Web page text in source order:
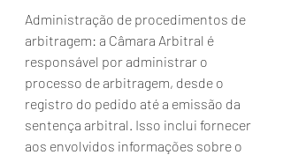
Administração de procedimentos de
arbitragem: a Câmara Arbitral é
responsável por administrar o
processo de arbitragem, desde o
registro do pedido até a emissão da
sentença arbitral. Isso inclui fornecer
aos envolvidos informações sobre o